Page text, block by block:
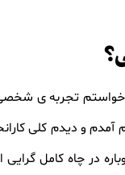
تجربه ی شخصی
آمدم و دیدم کلی
در چاه کامل گرایی